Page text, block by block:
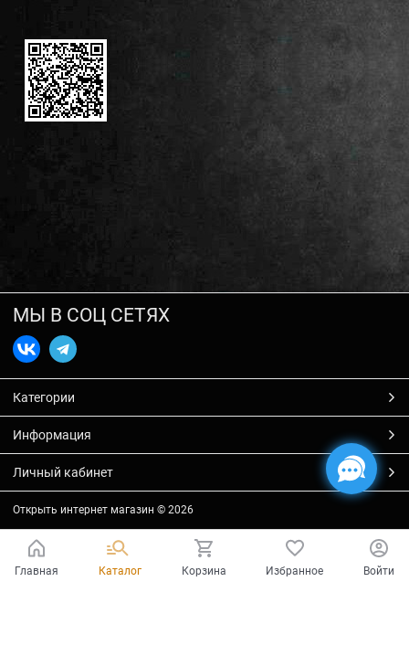
МЫ В СОЦ СЕТЯХ
Категории
Информация
Личный кабинет
Открыть интернет магазин © 2026
Главная Каталог Корзина Избранное Войти